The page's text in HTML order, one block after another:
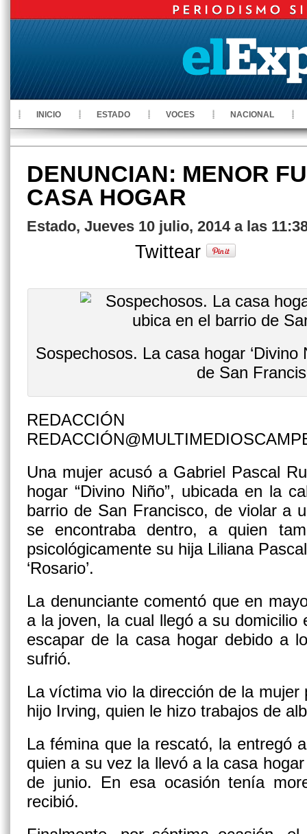
INICIO ESTADO VOCES NACIONAL
DENUNCIAN: MENOR
CASA HOGAR
Estado, Jueves 10 julio, 2014 a las
Twittear
Sospechosos. La casa hogar ‘Divino
de San
REDACCIÓN
Una mujer acusó a Gabriel Pascal
hogar “Divino Niño”, ubicada en la
barrio de San Francisco, de violar a
se encontraba dentro, a quien
psicológicamente su hija Liliana
‘Rosario’.
La denunciante comentó que en
a la joven, la cual llegó a su domicilio
escapar de la casa hogar debido a
sufrió.
La víctima vio la dirección de la
hijo Irving, quien le hizo trabajos de
La fémina que la rescató, la entregó
quien a su vez la llevó a la casa
de junio. En esa ocasión tenía
recibió.